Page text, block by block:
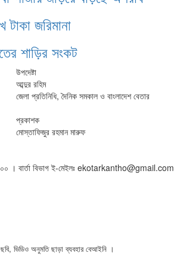
টাকা জরিমানা
শাড়ির সংকট
উপদেষ্টা
আব্দুর রহিম
জেলা প্রতিনিধি, দৈনিক সমকাল ও বাংলাদেশ বেতার
প্রকাশক
মোস্তাফিজুর রহমান মারুফ
। বার্তা বিভাগ ই-মেইলঃ ekotarkantho@gmail.com
ভিডিও অনুমতি ছাড়া ব্যবহার বেআইনি ।